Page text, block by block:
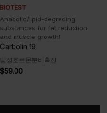
BIOTEST
Anabolic/lipid-degrading
substances for fat reduction
and muscle growth!
Carbolin 19
남성호르몬분비촉진
$59.00